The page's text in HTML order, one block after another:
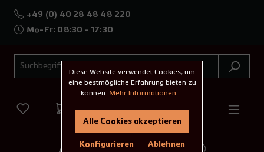
+49 (0) 40 28 48 48 220
Mo-Fr: 08:30 - 17:30
Diese Website verwendet Cookies, um
eine bestmögliche Erfahrung bieten zu
können. Mehr Informationen ...
Ablehnen
Konfigurieren
Alle Cookies akzeptieren